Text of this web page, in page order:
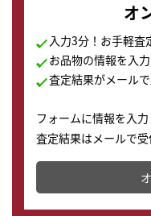
オ
入力3分！お手軽査
お品物の情報を入
査定結果がメール
フォームに情報を入力
査定結果はメールで
かります。